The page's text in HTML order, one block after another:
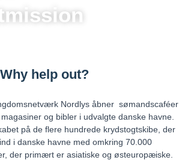
Why help out?
Nordlys åbner sømandscaféer
og bibler i udvalgte danske havne.
på de flere hundrede krydstogtskibe, der
i danske havne med omkring 70.000
der primært er asiatiske og østeuropæiske.